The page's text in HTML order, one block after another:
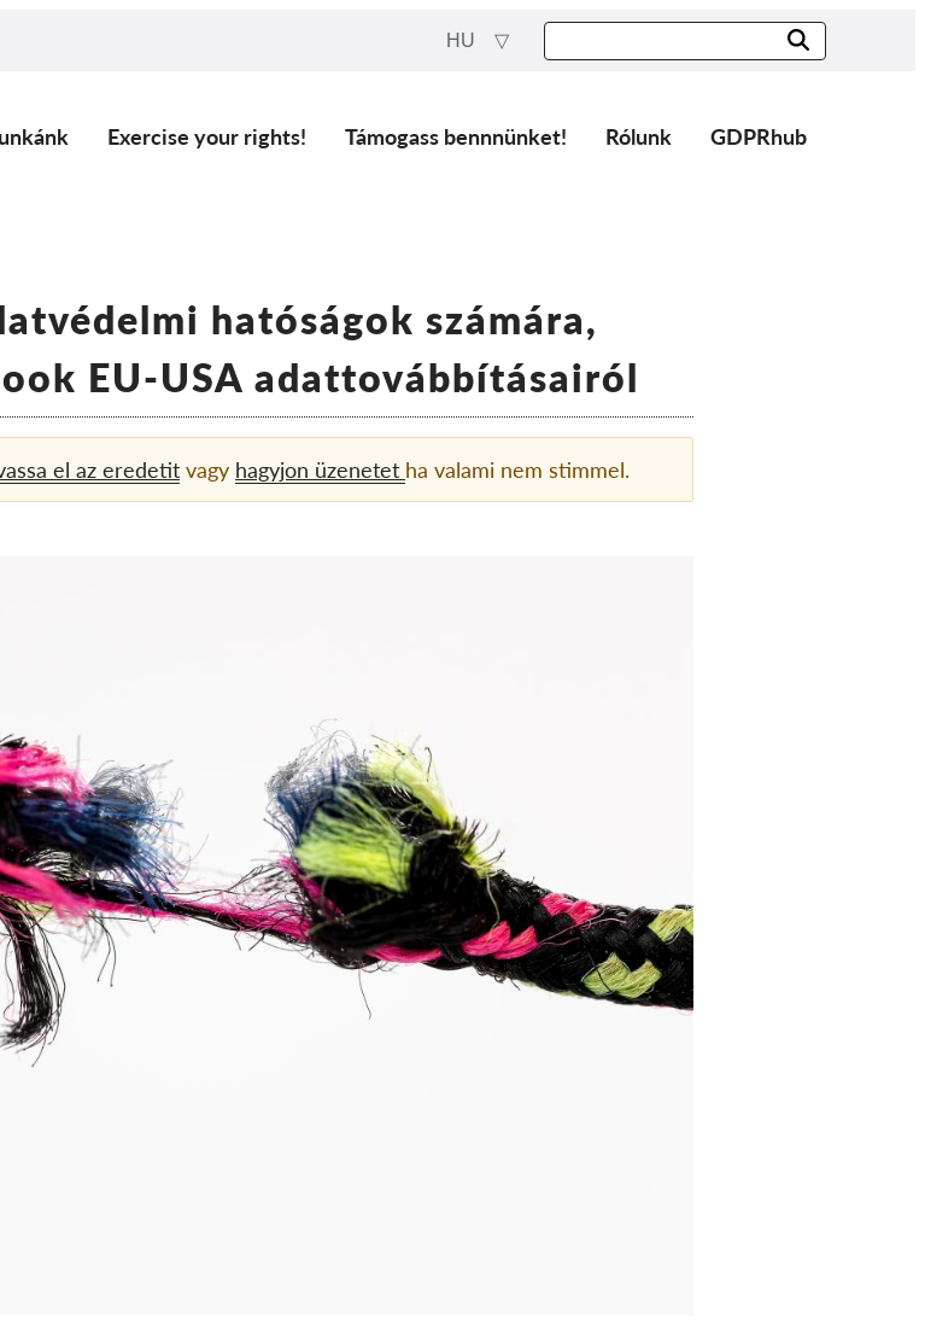
HU
Exercise your rights! Támogass bennnünket! Rólunk GDPRhub
hatóságok számára,
EU-USA adattovábbításairól
el az eredetit vagy hagyjon üzenetet ha valami nem stimmel.